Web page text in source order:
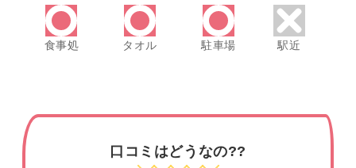
食事処 タオル 駐車場 駅近
口コミはどうなの??